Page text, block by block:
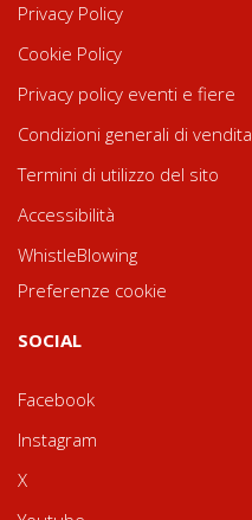
Privacy Policy
Cookie Policy
Privacy policy eventi e fiere
Condizioni generali di vendita
Termini di utilizzo del sito
Accessibilità
WhistleBlowing
Preferenze cookie
SOCIAL
Facebook
Instagram
X